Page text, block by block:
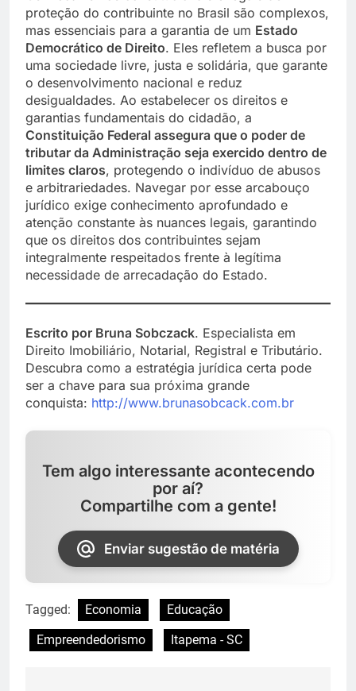
proteção do contribuinte no Brasil são complexos,
mas essenciais para a garantia de um Estado
Democrático de Direito. Eles refletem a busca por
uma sociedade livre, justa e solidária, que garante
o desenvolvimento nacional e reduz
desigualdades. Ao estabelecer os direitos e
garantias fundamentais do cidadão, a
Constituição Federal assegura que o poder de
tributar da Administração seja exercido dentro de
limites claros, protegendo o indivíduo de abusos
e arbitrariedades. Navegar por esse arcabouço
jurídico exige conhecimento aprofundado e
atenção constante às nuances legais, garantindo
que os direitos dos contribuintes sejam
integralmente respeitados frente à legítima
necessidade de arrecadação do Estado.
Escrito por Bruna Sobczack. Especialista em
Direito Imobiliário, Notarial, Registral e Tributário.
Descubra como a estratégia jurídica certa pode
ser a chave para sua próxima grande
conquista: http://www.brunasobcack.com.br
Tem algo interessante acontecendo
por aí?
Compartilhe com a gente!
Enviar sugestão de matéria
Tagged: Economia
Educação
Empreendedorismo
Itapema - SC